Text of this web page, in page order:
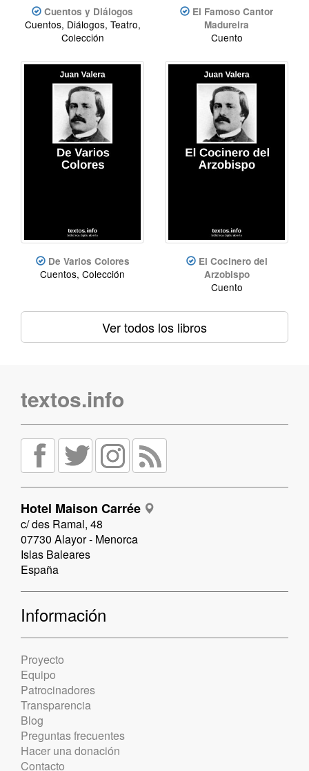
Cuentos y Diálogos
Cuentos, Diálogos, Teatro,
Colección
El Famoso Cantor
Madureira
Cuento
De Varios Colores
Cuentos, Colección
El Cocinero del
Arzobispo
Cuento
Ver todos los libros
textos.info
Hotel Maison Carrée
c/ des Ramal, 48
07730 Alayor - Menorca
Islas Baleares
España
Información
Proyecto
Equipo
Patrocinadores
Transparencia
Blog
Preguntas frecuentes
Hacer una donación
Contacto